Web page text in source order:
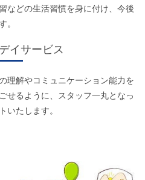
などの生活習慣を身に付け、今後
イサービス
理解やコミュニケーション能力を
せるように、スタッフ一丸となっ
いたします。